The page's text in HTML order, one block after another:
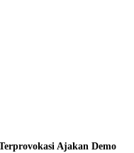
Ajakan Demo